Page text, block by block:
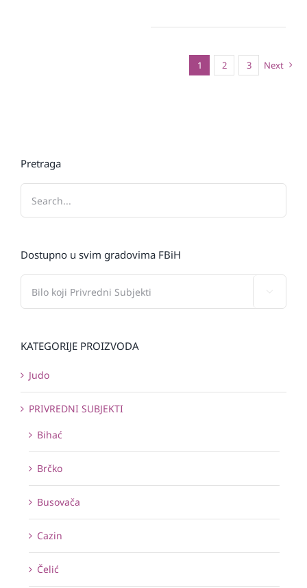
1 2 3 Next
Pretraga
Dostupno u svim gradovima FBiH
KATEGORIJE PROIZVODA
Judo
PRIVREDNI SUBJEKTI
Bihać
Brčko
Busovača
Cazin
Čelić